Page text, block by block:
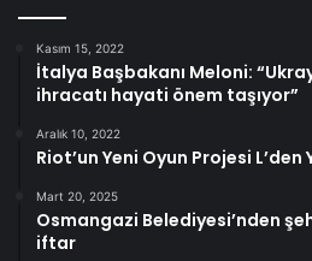
Kasım 15, 2022
İtalya Başbakanı Meloni:
ihracatı hayati önem taşıyor”
Aralık 10, 2022
Riot’un Yeni Oyun Projesi
Mart 20, 2025
Osmangazi Belediyesi’nden
iftar